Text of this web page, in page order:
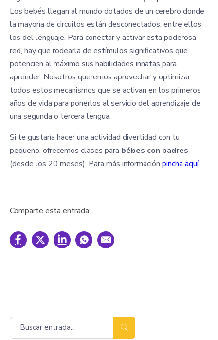
Los bebés llegan al mundo dotados de un cerebro donde
la mayoría de circuitos están desconectados, entre ellos
los del lenguaje. Para conectar y activar esta poderosa
red, hay que rodearla de estímulos significativos que
potencien al máximo sus habilidades innatas para
aprender. Nosotros queremos aprovechar y optimizar
todos estos mecanismos que se activan en los primeros
años de vida para ponerlos al servicio del aprendizaje de
una segunda o tercera lengua.
Si te gustaría hacer una actividad divertidad con tu
pequeño, ofrecemos clases para bébes con padres
(desde los 20 meses). Para más información pincha aquí.
Comparte esta entrada:
Buscar